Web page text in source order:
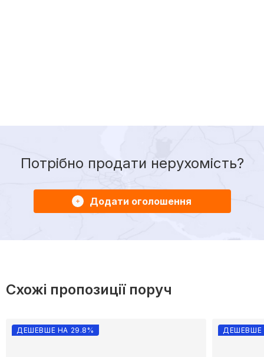
Потрібно продати нерухомість?
Додати оголошення
Схожі пропозиції поруч
ДЕШЕВШЕ НА 29.8% ДЕШЕВШЕ